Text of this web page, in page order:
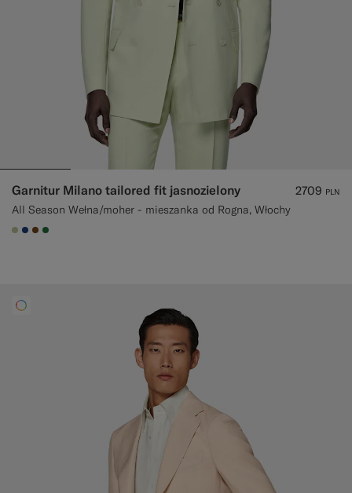
Garnitur Milano tailored fit jasnozielony
All Season Wełna/moher - mieszanka od Rogna, Włochy
2709 PLN
#BDC9A0
#1C3D7A
#76471B
#227038